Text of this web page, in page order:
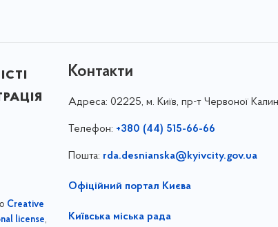
Creative
license,
Контакти
Адреса: 02225, м. Київ, пр-т Червоної
Телефон: +380 (44) 515-66-66
Пошта: rda.desnianska@kyivcity.gov.ua
Офіційний портал Києва
Київська міська рада